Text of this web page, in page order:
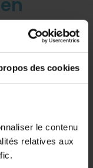
des cookies
le contenu
relatives aux
, il est
en
trois ans
offre un
(stages